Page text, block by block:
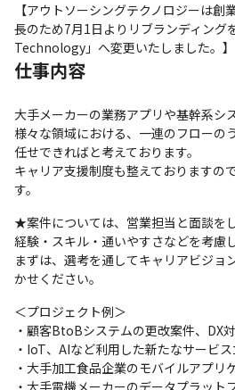
【アウトソーシングテクノロジーは
長のため7月1日よりリブランディング
Technology」へ変更いたしました。】
仕事内容
大手メーカーの業務アプリや基幹系シ
様々な領域における、一連のフローの
任せできればと考えております。
キャリア支援制度も整えておりますの
す。
★案件については、営業担当と面談をし
経験・スキル・通いやすさなどを考慮
まずは、選考を通してキャリアビジョ
かせください。
＜プロジェクト例＞
・顧客BtoBシステムの更改案件、DX
・IoT、AIなど利用した新たなサービ
・大手加工食品企業のモバイルアプリ
・大手電機メーカーのデータプラット